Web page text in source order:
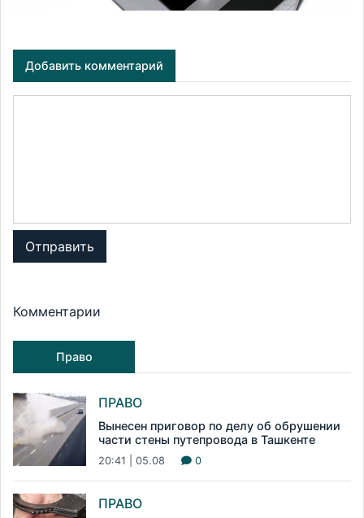
Добавить комментарий
Отправить
Комментарии
Право
ПРАВО
Вынесен приговор по делу об обрушении
части стены путепровода в Ташкенте
20:41 | 05.08 0
ПРАВО